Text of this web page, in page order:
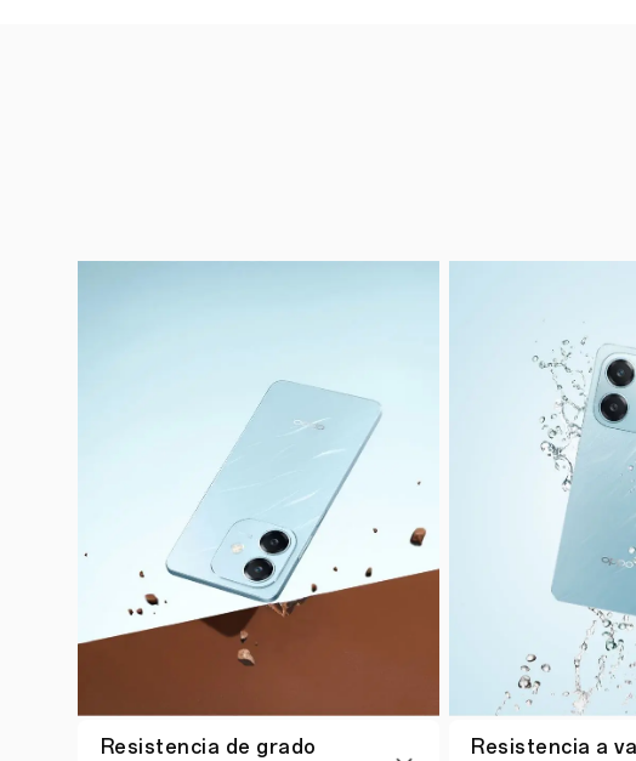
Resistencia de grado
Resistencia a